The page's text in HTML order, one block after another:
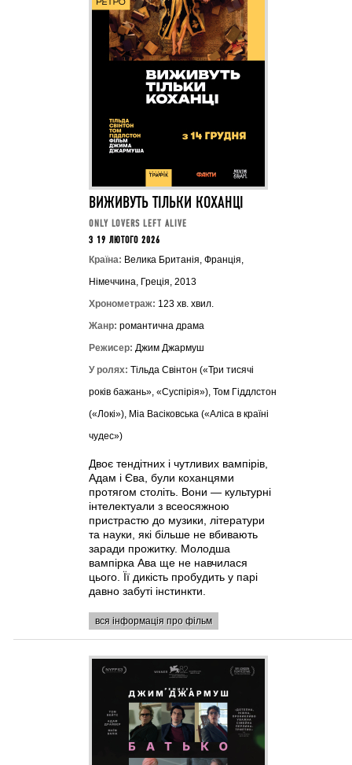
ВИЖИВУТЬ ТІЛЬКИ КОХАНЦІ
ONLY LOVERS LEFT ALIVE
З 19 ЛЮТОГО 2026
Країна: Велика Британія, Франція,
Німеччина, Греція, 2013
Хронометраж: 123 хв. хвил.
Жанр: романтична драма
Режисер: Джим Джармуш
У ролях: Тільда Свінтон («Три тисячі
років бажань», «Суспірія»), Том Гіддлстон
(«Локі»), Міа Васіковська («Аліса в країні
чудес»)
Двоє тендітних і чутливих вампірів,
Адам і Єва, були коханцями
протягом століть. Вони — культурні
інтелектуали з всеосяжною
пристрастю до музики, літератури
та науки, які більше не вбивають
заради прожитку. Молодша
вампірка Ава ще не навчилася
цього. Її дикість пробудить у парі
давно забуті інстинкти.
вся інформація про фільм